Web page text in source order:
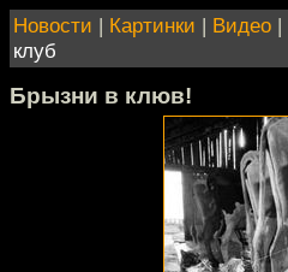
Новости | Картинки | Видео |
клуб
Брызни в клюв!